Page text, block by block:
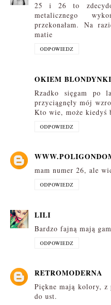
25 i 26 to
metalicznego
przekonałam. Na
matie
ODPOWIEDZ
OKIEM
Rzadko sięgam po
przyciągnęły mój
Kto wie, może kiedyś
ODPOWIEDZ
mam numer 26, ale
ODPOWIEDZ
LILI
Bardzo fajną mają
ODPOWIEDZ
RETROMODERNA
Piękne mają kolory, z
do ust.